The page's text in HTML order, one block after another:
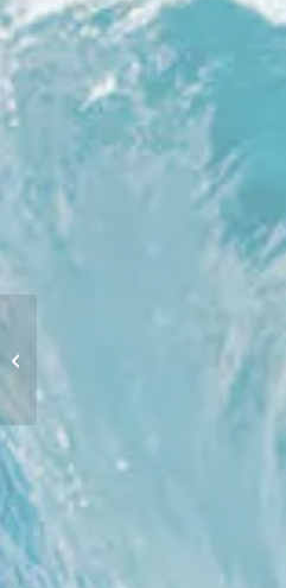
Psychologische/r Be...